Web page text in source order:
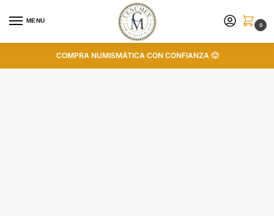
MENU
0
COMPRA NUMISMÁTICA CON CONFIANZA 🙂